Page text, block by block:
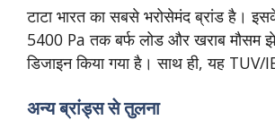
टाटा भारत का सबसे भरोसेमंद ब्रांड है।
5400 Pa तक बर्फ लोड और खराब मौसम
डिजाइन किया गया है। साथ ही, यह TUV/
अन्य ब्रांड्स से तुलना